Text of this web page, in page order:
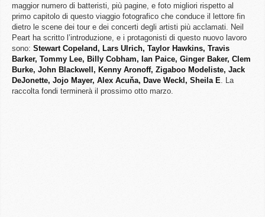
maggior numero di batteristi, più pagine, e foto migliori rispetto al
primo capitolo di questo viaggio fotografico che conduce il lettore fin
dietro le scene dei tour e dei concerti degli artisti più acclamati. Neil
Peart ha scritto l’introduzione, e i protagonisti di questo nuovo lavoro
sono: Stewart Copeland, Lars Ulrich, Taylor Hawkins, Travis
Barker, Tommy Lee, Billy Cobham, Ian Paice, Ginger Baker, Clem
Burke, John Blackwell, Kenny Aronoff, Zigaboo Modeliste, Jack
DeJonette, Jojo Mayer, Alex Acuňa, Dave Weckl, Sheila E. La
raccolta fondi terminerà il prossimo otto marzo.